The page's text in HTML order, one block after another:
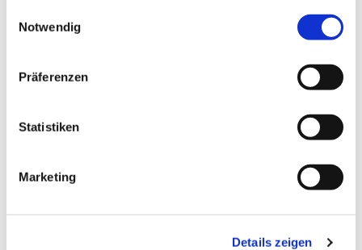
Notwendig
Präferenzen
Statistiken
Marketing
Details zeigen